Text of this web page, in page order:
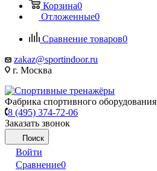
Корзина0
Отложенные0
Сравнение товаров0
zakaz@sportindoor.ru
г. Москва
Фабрика спортивного оборудования
8 (495) 374-72-06
Заказать звонок
Поиск
Войти
Сравнение0